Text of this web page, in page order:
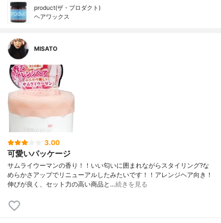
product(ザ・プロダクト)
ヘアワックス
MISATO
3.00
可愛いパッケージ
サムライウーマンの香り！！いい匂いに囲まれながらスタイリング?な
めらかさアップでリニューアルしたみたいです！！アレンジヘア向き！
伸びが良く、セット力の高い商品と…続きを見る